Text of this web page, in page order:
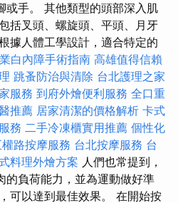
或手。 其他類型的頭部深入肌
括叉頭、螺旋頭、平頭、月牙
據人體工學設計，適合特定的
白內障手術指南 高雄值得信賴
跳蚤防治與清除 台北護理之家
服務 到府外燴便利服務 全口重
推薦 居家清潔的價格解析 卡式
務 二手冷凍櫃實用推薦 個性化
路按摩服務 台北按摩服務 台
料理外燴方案 人們也常提到，
的負荷能力，並為運動做好準
可以達到最佳效果。 在開始按